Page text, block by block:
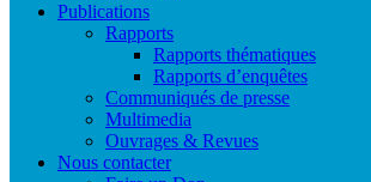
Publications
Rapports
Rapports thématiques
Rapports d’enquêtes
Communiqués de presse
Multimedia
Ouvrages & Revues
Nous contacter